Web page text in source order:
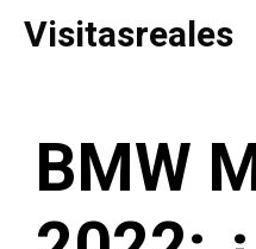
Saltar
Visitasreales
BMW